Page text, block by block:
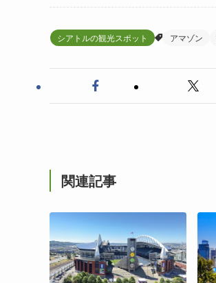
シアトルの観光スポット アマゾン
関連記事